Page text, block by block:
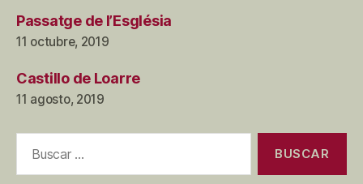
Passatge de l’Església
11 octubre, 2019
Castillo de Loarre
11 agosto, 2019